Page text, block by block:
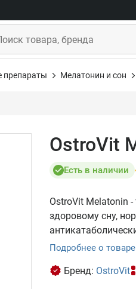
препараты Мелатонин и сон
OstroVit
Есть в наличии
OstroVit Melatonin
здоровому сну,
Подробнее о товаре
Бренд: OstroVit